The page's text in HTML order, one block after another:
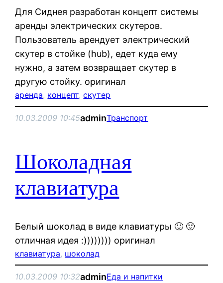
Для Сиднея разработан концепт системы
аренды электрических скутеров.
Пользователь арендует электрический
скутер в стойке (hub), едет куда ему
нужно, а затем возвращает скутер в
другую стойку. оригинал
аренда, концепт, скутер
10.03.2009 10:45adminТранспорт
Шоколадная
клавиатура
Белый шоколад в виде клавиатуры 🙂 🙂
отличная идея :)))))))) оригинал
клавиатура, шоколад
10.03.2009 10:32adminЕда и напитки